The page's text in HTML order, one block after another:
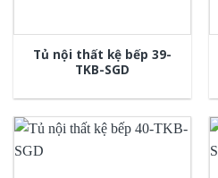
Tủ nội thất kệ bếp 39-
TKB-SGD